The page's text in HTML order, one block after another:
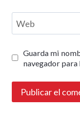
Web
Guarda mi
navegador para